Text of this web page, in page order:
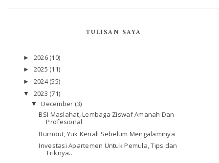
TULISAN SAYA
► 2026 (10)
► 2025 (11)
► 2024(55)
▼ 2023 (71)
▼December (3)
BSI Maslahat, Lembaga Ziswaf Amanah Dan
Profesional
Burnout, Yuk Kenali Sebelum Mengalaminya
Investasi Apartemen Untuk Pemula, Tips dan
Triknya...